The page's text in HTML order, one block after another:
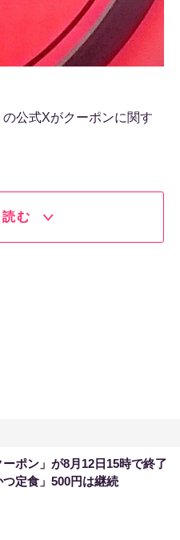
公式Xがクーポンに関す
む
ポン」が8月12日15時で終了
定食」500円は継続